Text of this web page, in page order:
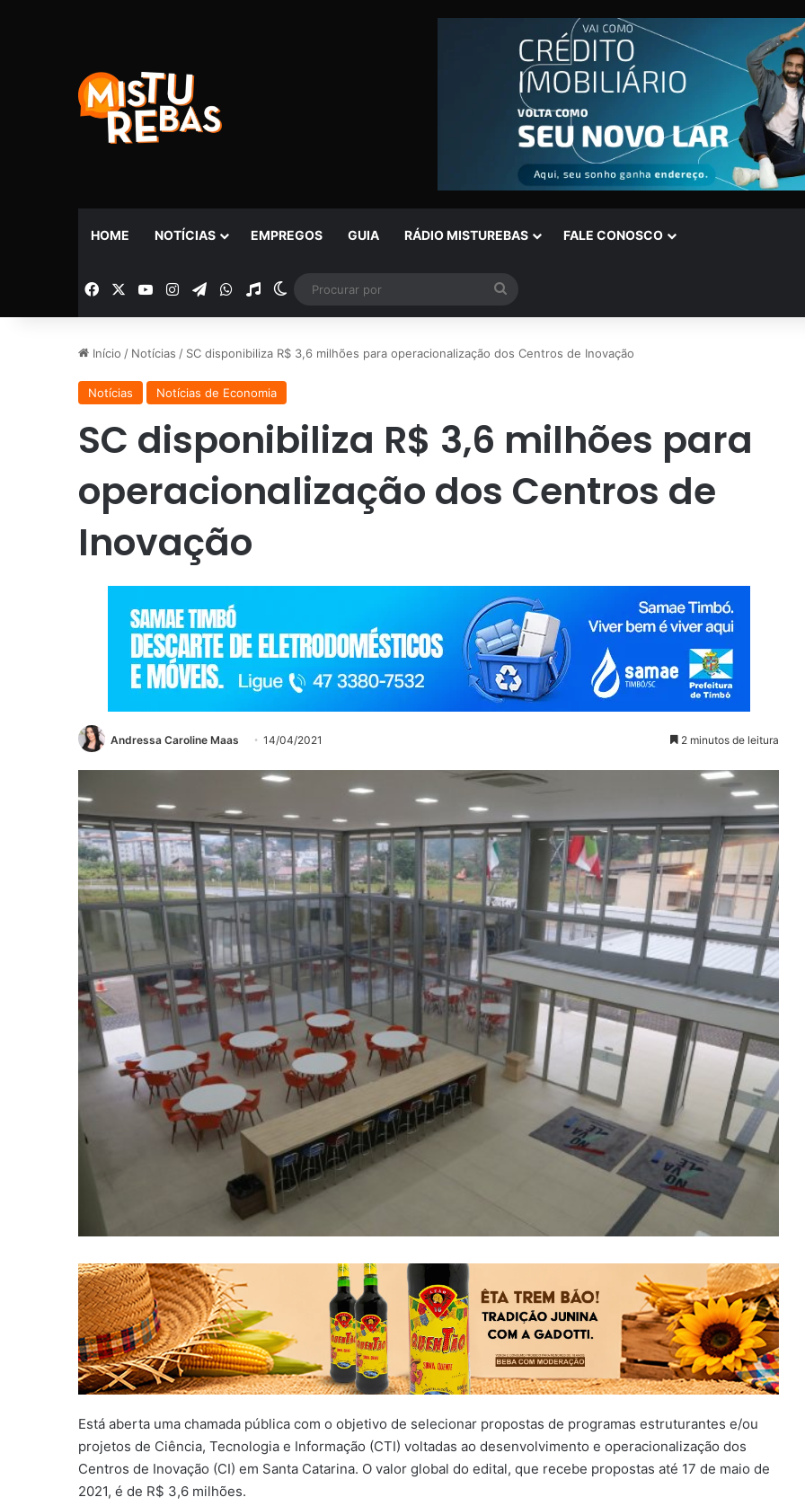
HOME NOTÍCIAS EMPREGOS GUIA RÁDIO MISTUREBAS FALE CONOSCO
Facebook YouTubeInstagramTelegramWhatsApp
Rádio Switch skin
por
Início / Notícias / SC disponibiliza R$ 3,6 milhões para operacionalização dos Centros de Inovação
Notícias Notícias de Economia
SC disponibiliza R$ 3,6 milhões para
operacionalização dos Centros de
Inovação
Andressa Caroline Maas 14/04/2021 2 minutos de leitura
Está aberta uma chamada pública com o objetivo de selecionar propostas de programas estruturantes e/ou
projetos de Ciência, Tecnologia e Informação (CTI) voltadas ao desenvolvimento e operacionalização dos
Centros de Inovação (CI) em Santa Catarina. O valor global do edital, que recebe propostas até 17 de maio de
2021, é de R$ 3,6 milhões.